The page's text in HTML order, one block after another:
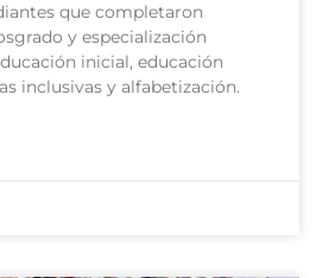
que completaron
y especialización
inicial, educación
inclusivas y alfabetización.